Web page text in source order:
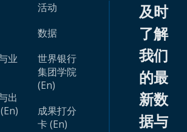
业
出
活动
数据
世界银行
集团学院
(En)
成果打分
卡 (En)
及时
了解
我们
的最
新数
据与